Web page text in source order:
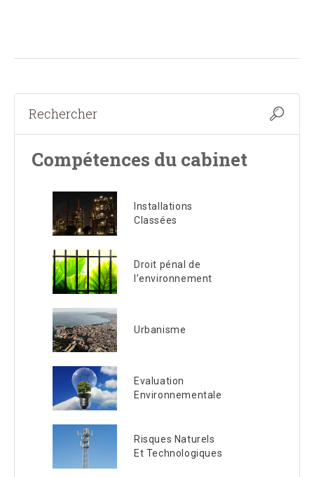
Compétences du cabinet
Installations
Classées
Droit pénal de
l’environnement
Urbanisme
Evaluation
Environnementale
Risques Naturels
Et Technologiques